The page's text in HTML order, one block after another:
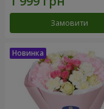
Замовити